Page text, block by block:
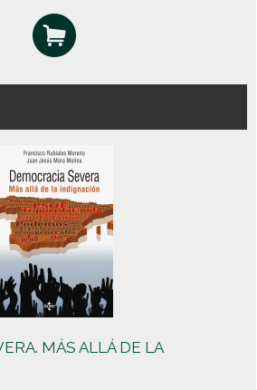
MÁS ALLÁ DE LA